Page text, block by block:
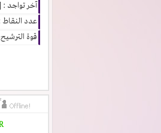
آخر تواجد :
عدد النقاط :
قوة